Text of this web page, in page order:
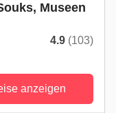
Museen
4.9 (103)
anzeigen